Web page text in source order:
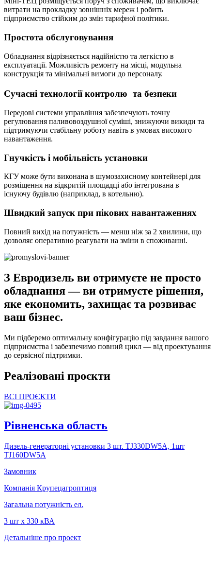
витрати на прокладку зовнішніх мереж і робить
підприємство стійким до змін тарифної політики.
Простота обслуговування
Обладнання відрізняється надійністю та легкістю в
експлуатації. Можливість ремонту на місці, модульна
конструкція та мінімальні вимоги до персоналу.
Сучасні технології контролю та безпеки
Передові системи управління забезпечують точну
регулювання паливовоздушної суміші, знижуючи викиди та
підтримуючи стабільну роботу навіть в умовах високого
навантаження.
Гнучкість і мобільність установки
КГУ може бути виконана в шумозахисному контейнері для
розміщення на відкритій площадці або інтегрована в
існуючу будівлю (наприклад, в котельню).
Швидкий запуск при пікових навантаженнях
Повний вихід на потужність — менш ніж за 2 хвилини, що
дозволяє оперативно реагувати на зміни в споживанні.
З Евродизель ви отримуєте не просто
обладнання — ви отримуєте рішення,
яке економить, захищає та розвиває
ваш бізнес.
Ми підберемо оптимальну конфігурацію під завдання вашого
підприємства і забезпечимо повний цикл — від проектування
до сервісної підтримки.
Реалізовані проєкти
ВСІ ПРОЄКТИ
Рівненська область
Дизель-генераторні установки 3 шт. TJ330DW5A, 1шт
TJ160DW5A
Замовник
Компанія Крупецагроптиця
Загальна потужність ел.
3 шт х 330 кВА
Детальніше про проект